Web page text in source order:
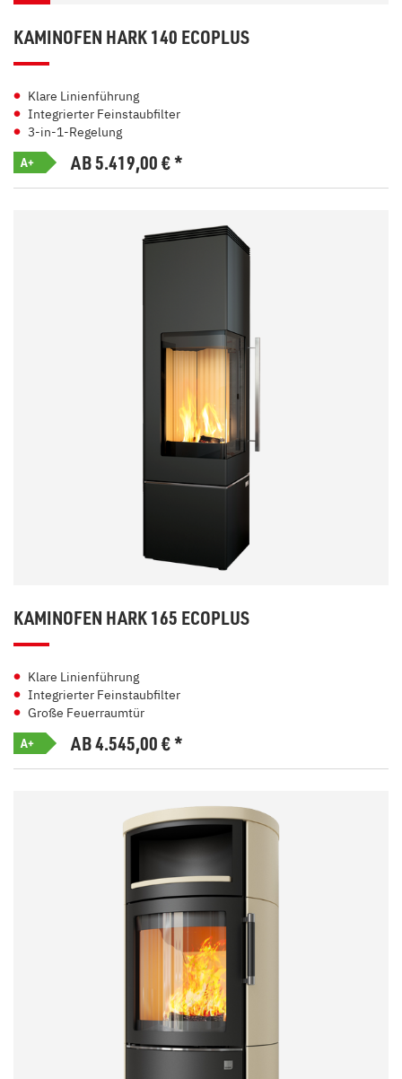
KAMINOFEN HARK 140 ECOPLUS
Klare Linienführung
Integrierter Feinstaubfilter
3-in-1-Regelung
A+ AB 5.419,00€*
KAMINOFEN HARK 165 ECOPLUS
Klare Linienführung
Integrierter Feinstaubfilter
Große Feuerraumtür
A+ AB 4.545,00€*